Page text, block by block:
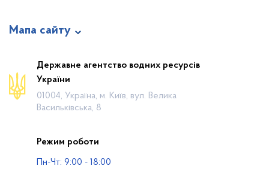
Мапа сайту
Про відомство
Діяльність
Громадянам
Публічна інформація
Водогосподарські організації
Державне агентство водних ресурсів
України
01004, Україна, м. Київ, вул. Велика
Васильківська, 8
Режим роботи
Пн-Чт: 9:00 - 18:00